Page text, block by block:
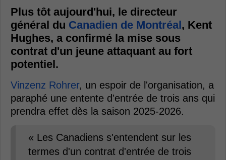
Plus tôt aujourd'hui, le directeur
général du Canadien de Montréal, Kent
Hughes, a confirmé la mise sous
contrat d'un jeune attaquant au fort
potentiel.
Vinzenz Rohrer, un espoir de l'organisation, a
paraphé une entente d'entrée de trois ans qui
prendra effet dès la saison 2025-2026.
« Les Canadiens s'entendent sur les
termes d'un contrat d'entrée de trois